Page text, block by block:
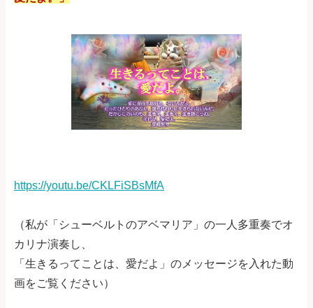
https://youtu.be/CKLFiSBsMfA
（私が「シューベルトのアベマリア」の一人多重奏でオ
カリナ演奏し、
「生きるってことは、愛だよ」のメッセージを入れた動
画をご覧ください）